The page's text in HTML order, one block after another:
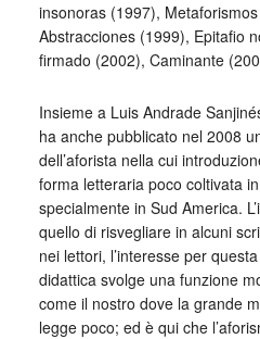
insonoras (1997),
Abstracciones (1999), Epitafio
firmado (2002), Caminante
Insieme a Luis Andrade
ha anche pubblicato nel 2008
dell’aforista nella cui
forma letteraria poco coltivata
specialmente in Sud America.
quello di risvegliare in alcuni
nei lettori, l’interesse per
didattica svolge una funzione
come il nostro dove la grande
legge poco; ed è qui che